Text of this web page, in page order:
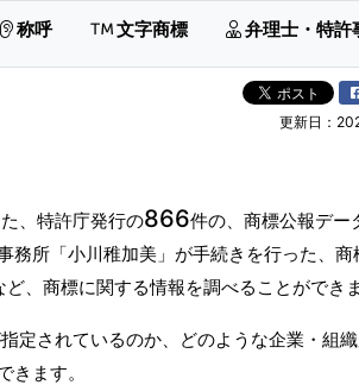
称呼 文字商標 弁理士・特許
更新日：
、特許庁発行の866件の、商標公報デー
務所「小川稚加美」が手続きを行った、商
、商標に関する情報を調べることができ
定されているのか、どのような企業・組
ます。